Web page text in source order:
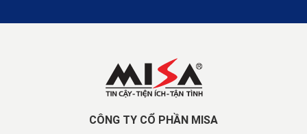
CÔNG TY CỔ PHẦN MISA